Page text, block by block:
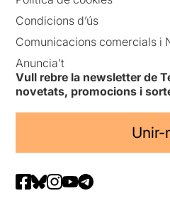
Condicions d’ús
Comunicacions comercials i
Anuncia’t
Vull rebre la newsletter de
novetats, promocions i
Unir-